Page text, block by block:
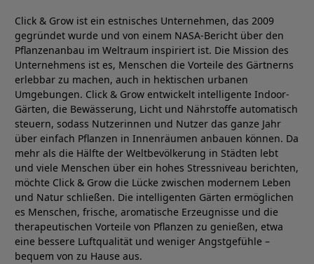
Click & Grow ist ein estnisches Unternehmen, das 2009
gegründet wurde und von einem NASA-Bericht über den
Pflanzenanbau im Weltraum inspiriert ist. Die Mission des
Unternehmens ist es, Menschen die Vorteile des Gärtnerns
erlebbar zu machen, auch in hektischen urbanen
Umgebungen. Click & Grow entwickelt intelligente Indoor-
Gärten, die Bewässerung, Licht und Nährstoffe automatisch
steuern, sodass Nutzerinnen und Nutzer das ganze Jahr
über einfach Pflanzen in Innenräumen anbauen können. Da
mehr als die Hälfte der Weltbevölkerung in Städten lebt
und viele Menschen über ein hohes Stressniveau berichten,
möchte Click & Grow die Lücke zwischen modernem Leben
und Natur schließen. Die intelligenten Gärten ermöglichen
es Menschen, frische, aromatische Erzeugnisse und die
therapeutischen Vorteile von Pflanzen zu genießen, etwa
eine bessere Luftqualität und weniger Angstgefühle –
bequem von zu Hause aus.